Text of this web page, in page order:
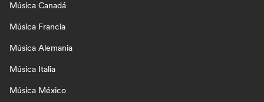
Música Canadá
Música Francia
Música Alemania
Música Italia
Música México